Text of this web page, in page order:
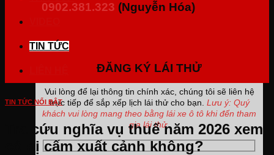
0902.381.323 (Nguyễn Hóa)
ĐĂNG KÝ LÁI THỬ
Vui lòng để lại thông tin chính xác, chúng tôi sẽ liên hệ
trực tiếp để sắp xếp lịch lái thử cho bạn. Lưu ý: Quý
khách vui lòng mang theo bằng lái xe ô tô khi đến tham
gia lái thử.
TIN TỨC
TIN TỨC NỔI BẬT
Tra cứu nghĩa vụ thuế năm 2026 xem
có bị cấm xuất cảnh không?